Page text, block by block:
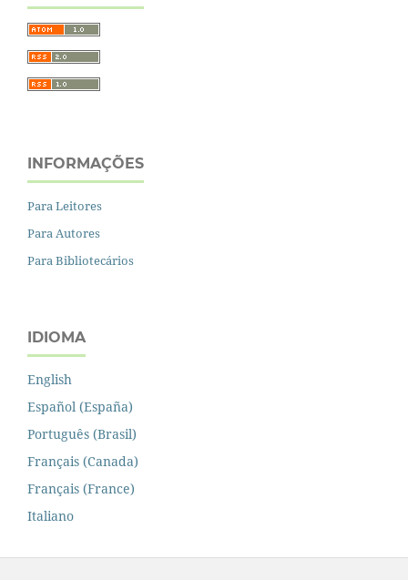
INFORMAÇÕES
Para Leitores
Para Autores
Para Bibliotecários
IDIOMA
English
Español (España)
Português (Brasil)
Français (Canada)
Français (France)
Italiano